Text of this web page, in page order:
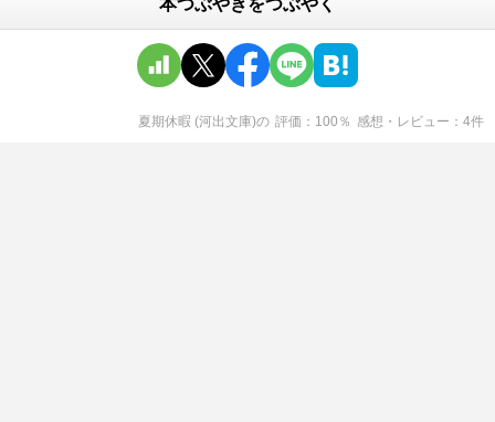
本つぶやきをつぶやく
夏期休暇 (河出文庫)の 評価 100 ％ 感想・レビュー 4件